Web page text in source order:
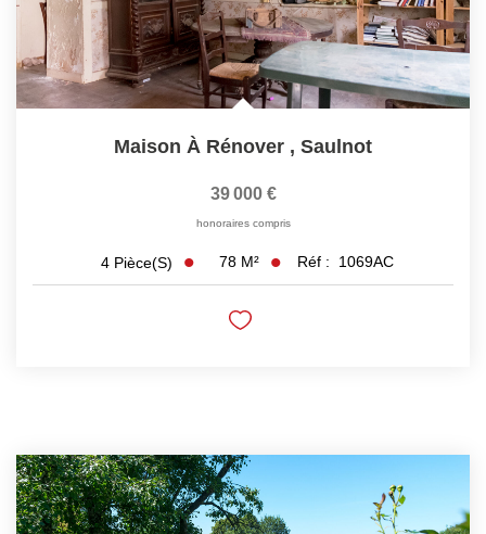
Maison À Rénover , Saulnot
39 000 €
honoraires compris
4 Pièce(s) 78 M² Réf : 1069AC